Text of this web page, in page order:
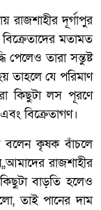
দূর্গাপুর
মতামত
পেলেও তারা সন্তুষ্ট
তাহলে যে পরিমাণ
কিছুটা লস পূরণে
বিক্রেতাগণ।
বলেন কৃষক বাঁচলে
রাজশাহীর
কিছুটা বাড়তি হলেও
তাই পানের দাম